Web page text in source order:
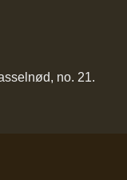
no. 21.